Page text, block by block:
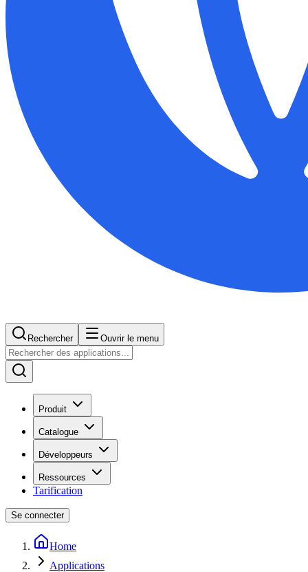
Rechercher Ouvrir le menu
Produit
Catalogue
Développeurs
Ressources
Tarification
Se connecter
Home
Applications